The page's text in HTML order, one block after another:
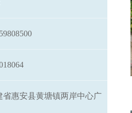
省惠安县黄塘镇两岸中心广